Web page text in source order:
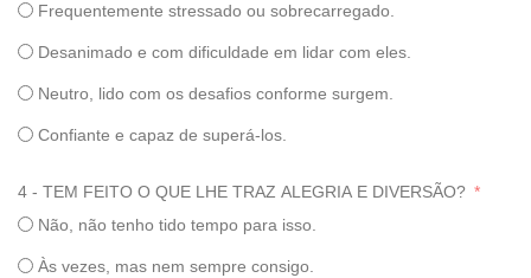
Frequentemente stressado ou sobrecarregado.
Desanimado e com dificuldade em lidar com eles.
Neutro, lido com os desafios conforme surgem.
Confiante e capaz de superá-los.
4 - TEM FEITO O QUE LHE TRAZ ALEGRIA E DIVERSÃO?
Não, não tenho tido tempo para isso.
Às vezes, mas nem sempre consigo.